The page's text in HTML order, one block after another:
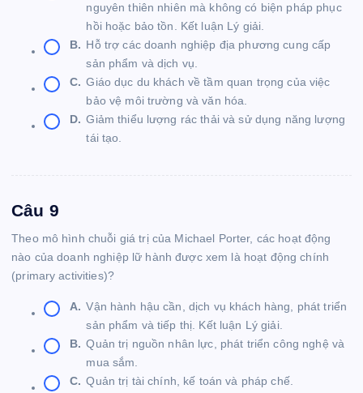
nguyên thiên nhiên mà không có biện pháp phục
hồi hoặc bảo tồn. Kết luận Lý giải.
B. Hỗ trợ các doanh nghiệp địa phương cung cấp
sản phẩm và dịch vụ.
C. Giáo dục du khách về tầm quan trọng của việc
bảo vệ môi trường và văn hóa.
D. Giảm thiểu lượng rác thải và sử dụng năng lượng
tái tạo.
Câu 9
Theo mô hình chuỗi giá trị của Michael Porter, các hoạt động
nào của doanh nghiệp lữ hành được xem là hoạt động chính
(primary activities)?
A. Vận hành hậu cần, dịch vụ khách hàng, phát triển
sản phẩm và tiếp thị. Kết luận Lý giải.
B. Quản trị nguồn nhân lực, phát triển công nghệ và
mua sắm.
C. Quản trị tài chính, kế toán và pháp chế.